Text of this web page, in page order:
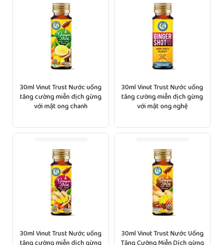
30ml Vinut Trust Nước uống
tăng cường miễn dịch gừng
với mật ong chanh
30ml Vinut Trust Nước uống
tăng cường miễn dịch gừng
với mật ong nghệ
30ml Vinut Trust Nước uống
30ml Vinut Trust Nước Uống